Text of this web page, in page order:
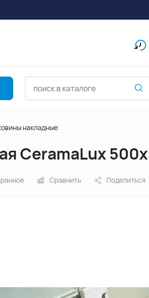
накладные
CeramaLux
Сравнить Поделиться